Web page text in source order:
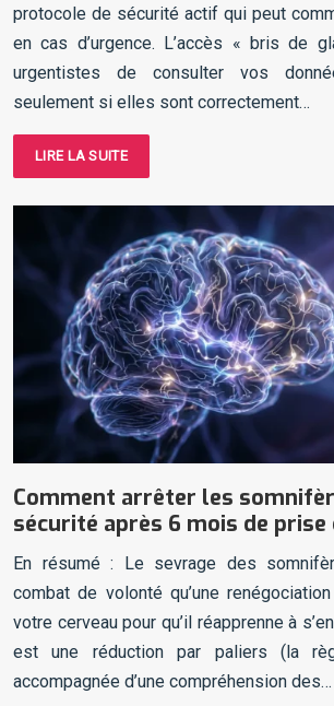
protocole de sécurité actif qui peut
en cas d’urgence. L’accès « bris de
urgentistes de consulter vos
seulement si elles sont correctement…
LIRE LA SUITE
Comment arrêter les
sécurité après 6 mois de prise
En résumé : Le sevrage des
combat de volonté qu’une
votre cerveau pour qu’il réapprenne à
est une réduction par paliers (la
accompagnée d’une compréhension des…